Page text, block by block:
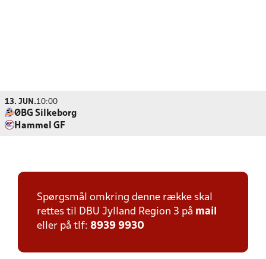
13. JUN.10:00
ØBG Silkeborg
Hammel GF
Spørgsmål omkring denne række skal
rettes til DBU Jylland Region 3 på mail
eller på tlf: 8939 9930